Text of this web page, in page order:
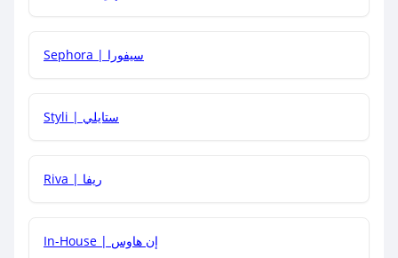
هل يمكنني جمع كود خصم مع العروض الأخرى؟
Sephora | سيفورا
Styli | ستايلي
Riva | ريفا
In-House | إن هاوس